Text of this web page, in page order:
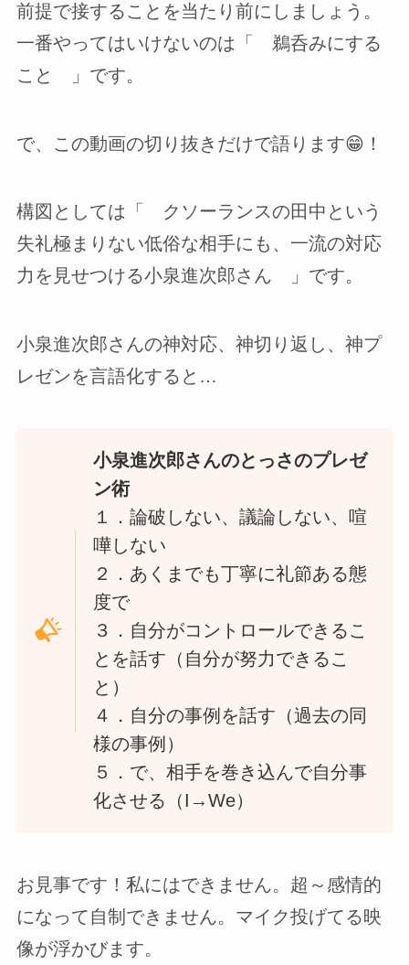
前提で接することを当たり前にしましょう。
一番やってはいけないのは「 鵜呑みにする
こと 」です。
で、この動画の切り抜きだけで語ります😁！
構図としては「 クソーランスの田中という
失礼極まりない低俗な相手にも、一流の対応
力を見せつける小泉進次郎さん 」です。
小泉進次郎さんの神対応、神切り返し、神プ
レゼンを言語化すると…
小泉進次郎さんのとっさのプレゼ
ン術
１．論破しない、議論しない、喧
嘩しない
２．あくまでも丁寧に礼節ある態
度で
３．自分がコントロールできるこ
とを話す（自分が努力できるこ
と）
４．自分の事例を話す（過去の同
様の事例）
５．で、相手を巻き込んで自分事
化させる（I→We）
お見事です！私にはできません。超～感情的
になって自制できません。マイク投げてる映
像が浮かびます。